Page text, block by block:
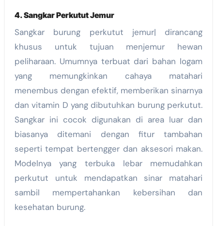
4. Sangkar Perkutut Jemur
Sangkar burung perkutut jemur| dirancang
khusus untuk tujuan menjemur hewan
peliharaan. Umumnya terbuat dari bahan logam
yang memungkinkan cahaya matahari
menembus dengan efektif, memberikan sinarnya
dan vitamin D yang dibutuhkan burung perkutut.
Sangkar ini cocok digunakan di area luar dan
biasanya ditemani dengan fitur tambahan
seperti tempat bertengger dan aksesori makan.
Modelnya yang terbuka lebar memudahkan
perkutut untuk mendapatkan sinar matahari
sambil mempertahankan kebersihan dan
kesehatan burung.